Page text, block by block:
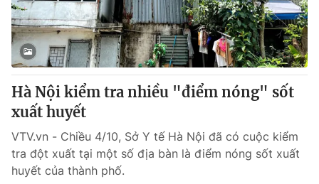
Hà Nội kiểm tra nhiều "điểm nóng" sốt
xuất huyết
VTV.vn - Chiều 4/10, Sở Y tế Hà Nội đã có cuộc kiểm
tra đột xuất tại một số địa bàn là điểm nóng sốt xuất
huyết của thành phố.